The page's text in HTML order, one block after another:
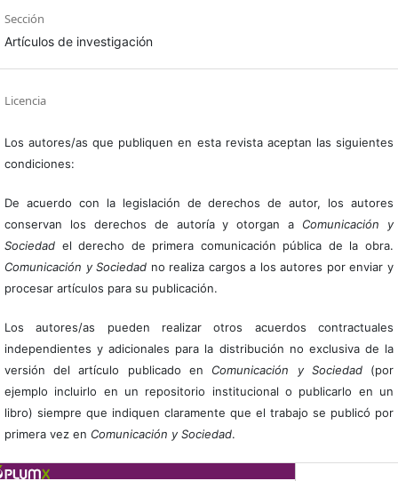
Sección
Artículos de investigación
Licencia
Los autores/as que publiquen en esta revista aceptan las siguientes
condiciones:
De acuerdo con la legislación de derechos de autor, los autores
conservan los derechos de autoría y otorgan a Comunicación y
Sociedadel derecho de primera comunicación pública de la obra.
Comunicación y Sociedad no realiza cargos a los autores por enviar y
procesar artículos para su publicación.
Los autores/as pueden realizar otros acuerdos contractuales
independientes y adicionales para la distribución no exclusiva de la
versión del artículo publicado en Comunicación y Sociedad(por
ejemplo incluirlo en un repositorio institucional o publicarlo en un
libro) siempre que indiquen claramente que el trabajo se publicó por
primera vez en Comunicación y Sociedad.